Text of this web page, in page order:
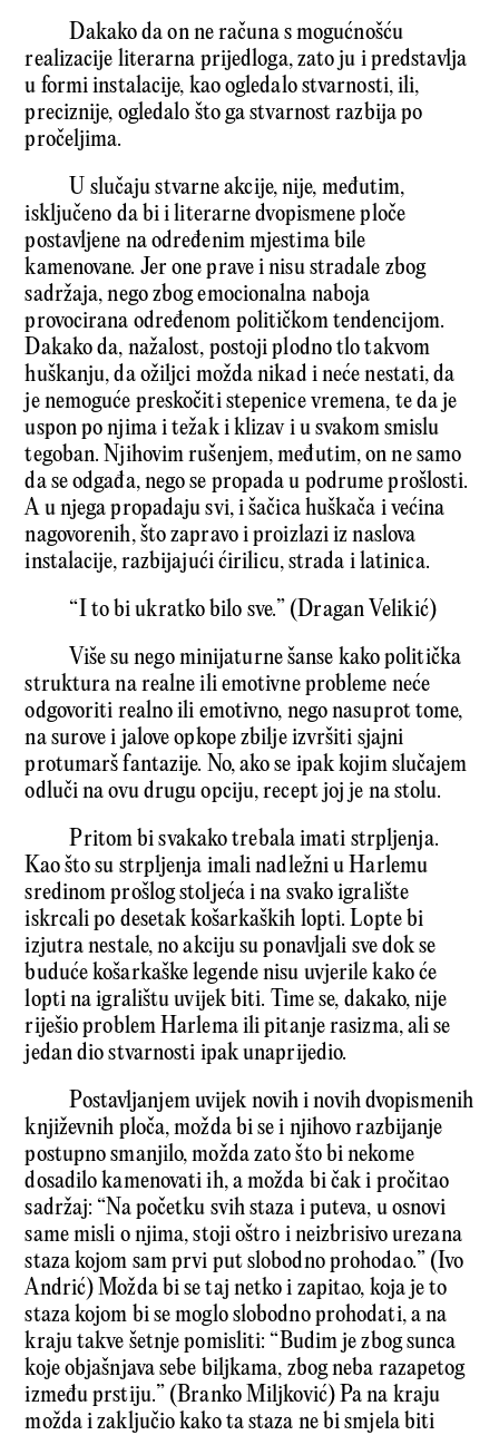
Dakako da on ne računa s mogućnošću
realizacije literarna prijedloga, zato ju i predstavlja
u formi instalacije, kao ogledalo stvarnosti, ili,
preciznije, ogledalo što ga stvarnost razbija po
pročeljima.
U slučaju stvarne akcije, nije, međutim,
isključeno da bi i literarne dvopismene ploče
postavljene na određenim mjestima bile
kamenovane. Jer one prave i nisu stradale zbog
sadržaja, nego zbog emocionalna naboja
provocirana određenom političkom tendencijom.
Dakako da, nažalost, postoji plodno tlo takvom
huškanju, da ožiljci možda nikad i neće nestati, da
je nemoguće preskočiti stepenice vremena, te da je
uspon po njima i težak i klizav i u svakom smislu
tegoban. Njihovim rušenjem, međutim, on ne samo
da se odgađa, nego se propada u podrume prošlosti.
A u njega propadaju svi, i šačica huškača i većina
nagovorenih, što zapravo i proizlazi iz naslova
instalacije, razbijajući ćirilicu, strada i latinica.
“I to bi ukratko bilo sve.” (Dragan Velikić)
Više su nego minijaturne šanse kako politička
struktura na realne ili emotivne probleme neće
odgovoriti realno ili emotivno, nego nasuprot tome,
na surove i jalove opkope zbilje izvršiti sjajni
protumarš fantazije. No, ako se ipak kojim slučajem
odluči na ovu drugu opciju, recept joj je na stolu.
Pritom bi svakako trebala imati strpljenja.
Kao što su strpljenja imali nadležni u Harlemu
sredinom prošlog stoljeća i na svako igralište
iskrcali po desetak košarkaških lopti. Lopte bi
izjutra nestale, no akciju su ponavljali sve dok se
buduće košarkaške legende nisu uvjerile kako će
lopti na igralištu uvijek biti. Time se, dakako, nije
riješio problem Harlema ili pitanje rasizma, ali se
jedan dio stvarnosti ipak unaprijedio.
Postavljanjem uvijek novih i novih dvopismenih
književnih ploča, možda bi se i njihovo razbijanje
postupno smanjilo, možda zato što bi nekome
dosadilo kamenovati ih, a možda bi čak i pročitao
sadržaj: “Na početku svih staza i puteva, u osnovi
same misli o njima, stoji oštro i neizbrisivo urezana
staza kojom sam prvi put slobodno prohodao.” (Ivo
Andrić) Možda bi se taj netko i zapitao, koja je to
staza kojom bi se moglo slobodno prohodati, a na
kraju takve šetnje pomisliti: “Budim je zbog sunca
koje objašnjava sebe biljkama, zbog neba razapetog
između prstiju.” (Branko Miljković) Pa na kraju
možda i zaključio kako ta staza ne bi smjela biti